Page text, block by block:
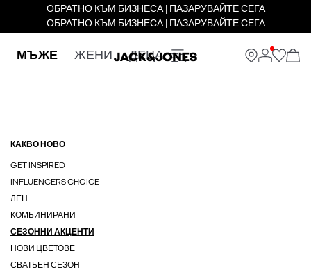
ОБРАТНО КЪМ БИЗНЕСА | ПАЗАРУВАЙТЕ СЕГА
ОБРАТНО КЪМ БИЗНЕСА | ПАЗАРУВАЙТЕ СЕГА
МЪЖЕ ЖЕНИ ДЕЦА
КАКВО НОВО
GET INSPIRED
INFLUENCERS CHOICE
ЛЕН
КОМБИНИРАНИ
СЕЗОННИ АКЦЕНТИ
НОВИ ЦВЕТОВЕ
СВАТБЕН СЕЗОН